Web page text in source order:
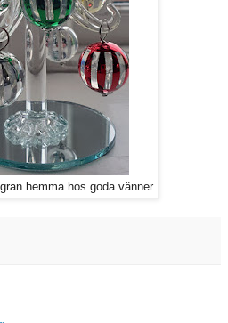
hemma hos goda vänner